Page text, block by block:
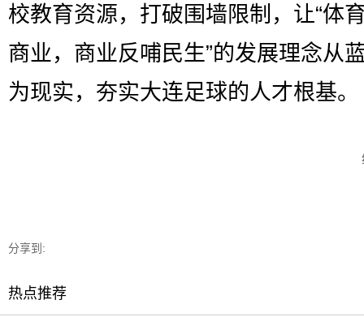
校教育资源，打破围墙限制，让“体
商业，商业反哺民生”的发展理念从
为现实，夯实大连足球的人才根基。
分享到:
热点推荐